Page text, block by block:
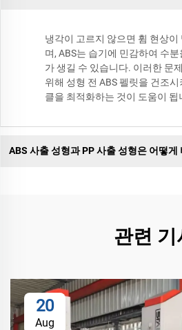
냉각이 고르지 않으면 휨 현상이
며, ABS는 습기에 민감하여 수
가 생길 수 있습니다. 이러한 문
위해 성형 전 ABS 펠릿을 건조
클을 최적화하는 것이 도움이 됩
ABS 사출 성형과 PP 사출 성형은 어떻게
관련 기
20
Aug